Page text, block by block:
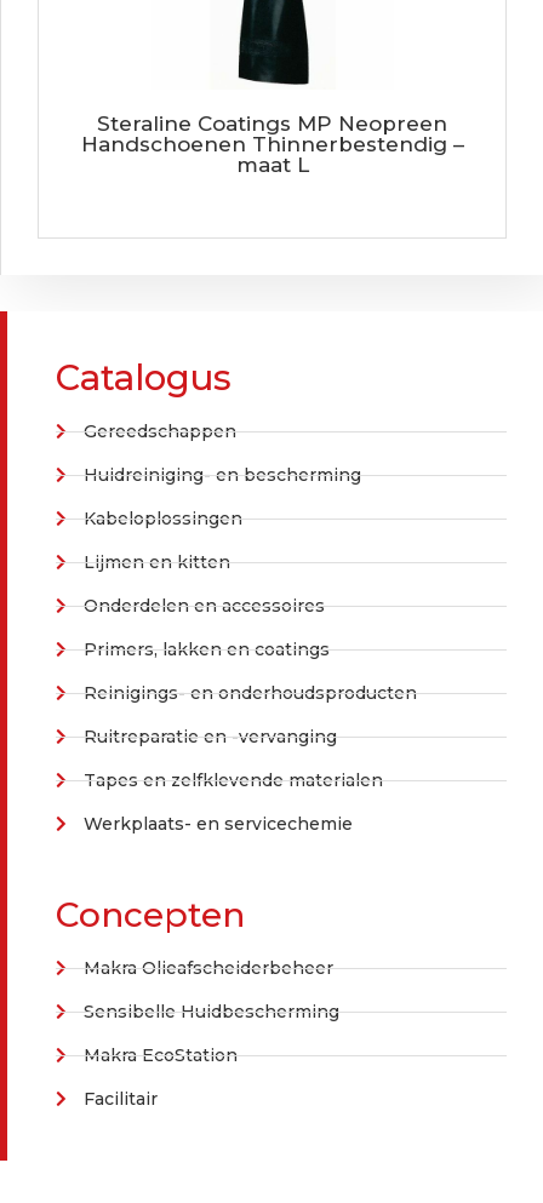
Catalogus
Gereedschappen
Huidreiniging- en bescherming
Kabeloplossingen
Lijmen en kitten
Onderdelen en accessoires
Primers, lakken en coatings
Reinigings- en onderhoudsproducten
Ruitreparatie en -vervanging
Tapes en zelfklevende materialen
Werkplaats- en servicechemie
Concepten
Makra Olieafscheiderbeheer
Sensibelle Huidbescherming
Makra EcoStation
Facilitair
Steraline Coatings MP Neopreen
Handschoenen Thinnerbestendig –
maat L